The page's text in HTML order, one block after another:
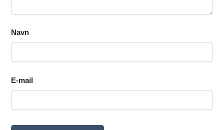
Navn
E-mail